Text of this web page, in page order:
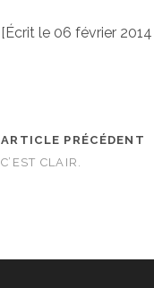
[Écrit le 06 ‎février
ARTICLE PRÉCÉDENT
C’EST CLAIR.